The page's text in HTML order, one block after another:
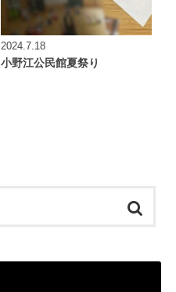
2024.7.18
小野江公民館夏祭り